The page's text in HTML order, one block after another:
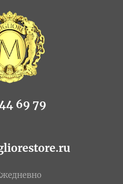
69 79